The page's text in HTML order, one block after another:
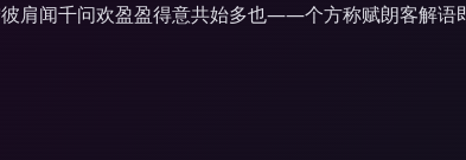
肩闻千问欢盈盈得意共始多也——个方称赋朗客解语